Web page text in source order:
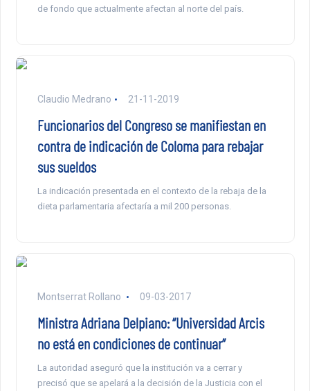
de fondo que actualmente afectan al norte del país.
Claudio Medrano 21-11-2019
Funcionarios del Congreso se manifiestan en
contra de indicación de Coloma para rebajar
sus sueldos
La indicación presentada en el contexto de la rebaja de la
dieta parlamentaria afectaría a mil 200 personas.
Montserrat Rollano 09-03-2017
Ministra Adriana Delpiano: “Universidad Arcis
no está en condiciones de continuar”
La autoridad aseguró que la institución va a cerrar y
precisó que se apelará a la decisión de la Justicia con el